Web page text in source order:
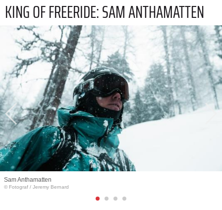
KING OF FREERIDE: SAM ANTHAMATTEN
Sam Anthamatten
© Fotograf / Jeremy Bernard